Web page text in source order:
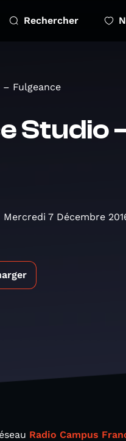
- episode 2Rechercher
– Fulgeance
Studio
Mercredi 7 Décembre
Radio Campus